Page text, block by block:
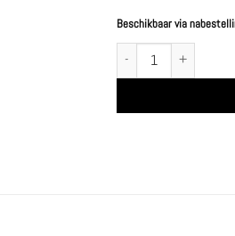
Beschikbaar via
Butcher block storage 90